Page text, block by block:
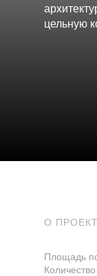
цельную
О
Площадь